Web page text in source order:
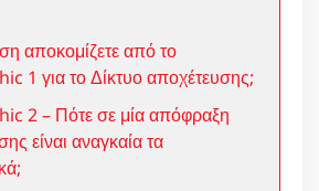
αποκομίζετε από το
1 για το Δίκτυο αποχέτευσης;
2 – Πότε σε μία απόφραξη
είναι αναγκαία τα